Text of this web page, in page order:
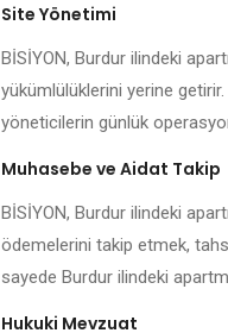
Site Yönetimi
BİSİYON, Burdur ilindeki
yükümlülüklerini yerine
yöneticilerin günlük
Muhasebe ve Aidat Takip
BİSİYON, Burdur ilindeki
ödemelerini takip etmek,
sayede Burdur ilindeki
Hukuki Mevzuat